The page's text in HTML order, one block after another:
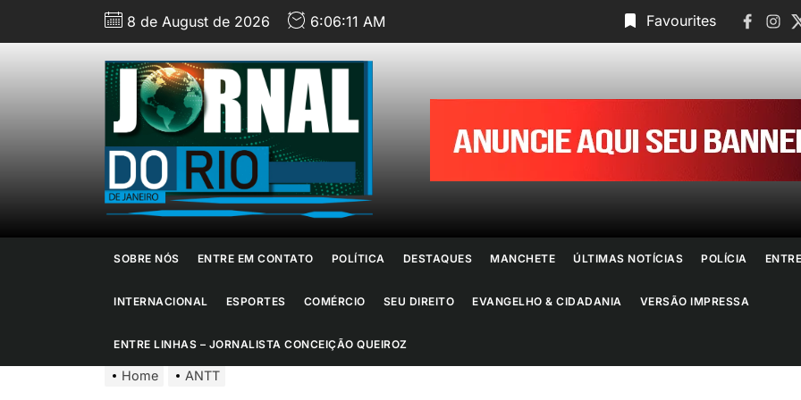
8 de August de 2026 6:06:12 AM Favourites
Jornal
do
Rio
de
Janeiro
SOBRE NÓS ENTRE EM CONTATO POLÍTICA DESTAQUES MANCHETE ÚLTIMAS NOTÍCIAS POLÍCIA
INTERNACIONAL ESPORTES COMÉRCIO SEU DIREITO EVANGELHO & CIDADANIA VERSÃO IMPRESSA
ENTRE LINHAS – JORNALISTA CONCEIÇÃO QUEIROZ
Home ANTT